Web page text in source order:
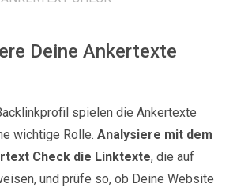
Deine Ankertexte
spielen die Ankertexte
wichtige Rolle. Analysiere mit dem
Check die Linktexte, die auf
und prüfe so, ob Deine Website